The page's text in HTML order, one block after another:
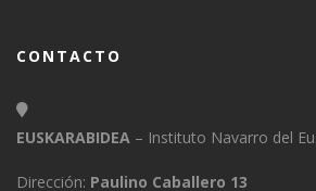
CONTACTO
EUSKARABIDEA – Instituto Navarro del
Dirección: Paulino Caballero 13